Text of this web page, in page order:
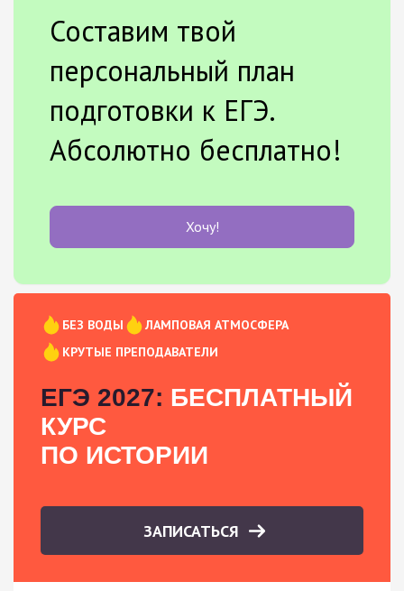
Составим твой
персональный план
подготовки к ЕГЭ.
Абсолютно бесплатно!
Хочу!
БЕЗ ВОДЫ
ЛАМПОВАЯ АТМОСФЕРА
КРУТЫЕ ПРЕПОДАВАТЕЛИ
ЕГЭ 2027: БЕСПЛАТНЫЙ
КУРС
ПО ИСТОРИИ
ЗАПИСАТЬСЯ